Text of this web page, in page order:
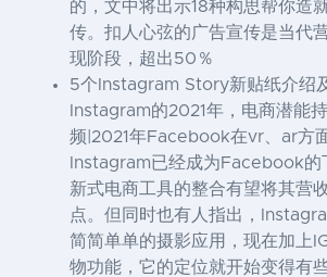
的，文中将出示18种构思帮你造
传。扣人心弦的广告宣传是当代
现阶段，超出50％
5个Instagram Story新贴纸介绍
Instagram的2021年，电商潜能
频|2021年Facebook在vr、ar方
Instagram已经成为Facebook的
新式电商工具的整合有望将其营
点。但同时也有人指出，
简简单单的摄影应用，现在加上
物功能，它的定位就开始变得有